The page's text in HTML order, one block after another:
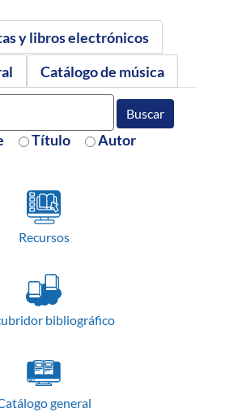
y libros electrónicos
Catálogo de música
Buscar
Título Autor
Recursos
bibliográfico
general